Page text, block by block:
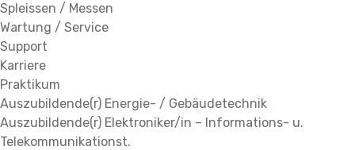
Spleissen / Messen
Wartung / Service
Support
Karriere
Praktikum
Auszubildende(r) Energie- / Gebäudetechnik
Auszubildende(r) Elektroniker/in – Informations- u.
Telekommunikationst.